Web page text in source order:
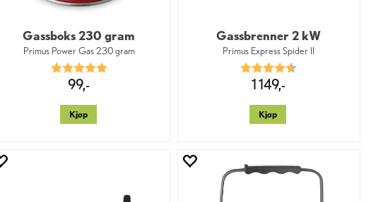
Gassboks 230 gram
Primus Power Gas 230 gram
Karakter: 5.0 av 5 mulige
99,-
Kjøp
Gassbrenner 2 kW
Primus Express Spider II
Karakter:
1 149,-
Kjøp